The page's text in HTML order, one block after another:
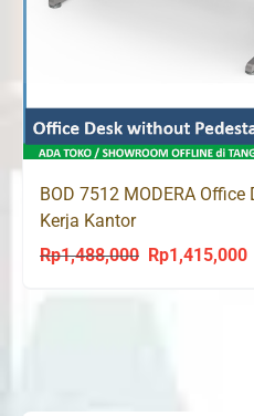
BOD 7512 MODERA
Kerja Kantor
Rp1,488,000
Original
Rp1,415,000